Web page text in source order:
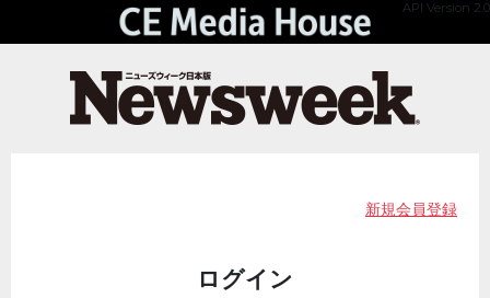
API Version 2.0
新規会員登録
ログイン